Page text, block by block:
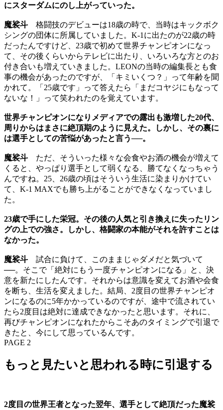
にスターダムにのし上がっていった。
魔裟斗 格闘技のデビューは18歳の時で、当時はキックボク
シングの団体に所属していました。K-1に出たのが22歳の時
だったんですけど、23歳で初めて世界チャンピオンになっ
て、その後くらいからテレビに出たり、いろいろな方とのお
付き合いも増えていきました。LEONの当時の編集長とも食
事の機会があったのですが、「キミいくつ？」って年齢を聞
かれて。「25歳です」って答えたら「まだコヤジにもなって
ないな！」って笑われたのを覚えています。
世界チャンピオンになりメディアでの露出も激増した20代、
周りからはまさに絶頂期のように見えた。しかし、その裏に
は選手としての苦悩があったと言う──。
魔裟斗 ただ、そういった様々な会食やお酒の機会が増えて
くると、やっぱり選手として弱くなる、勝てなくなっちゃう
んですね。25、26歳の頃はそういう生活に染まりかけてい
て、K-1 MAXでも勝ち上がることができなくなっていまし
た。
23歳で手にした栄冠。その後の人気と引き換えに失ったリン
グの上での強さ。しかし、格闘家の本能がそれを許すことは
なかった。
魔裟斗 試合に負けて、このままじゃダメだと気づいて
──。そこで「絶対にもう一度チャンピオンになる」と、決
意を新たにしたんです。それからは意識を変えてお酒や会食
を断ち、生活を変えました。結局、2度目の世界チャンピオ
ンになるのに5年かかっているのですが、途中で流されてい
たら2度目は絶対に達成できなかったと思います。それに、
再びチャンピオンになれたからこそあのタイミングで引退で
きたと、今にして思っているんです。
PAGE 2
もっと見たいと思われる時に引退する
2度目の世界王者となった翌年、選手として絶頂だった魔裟